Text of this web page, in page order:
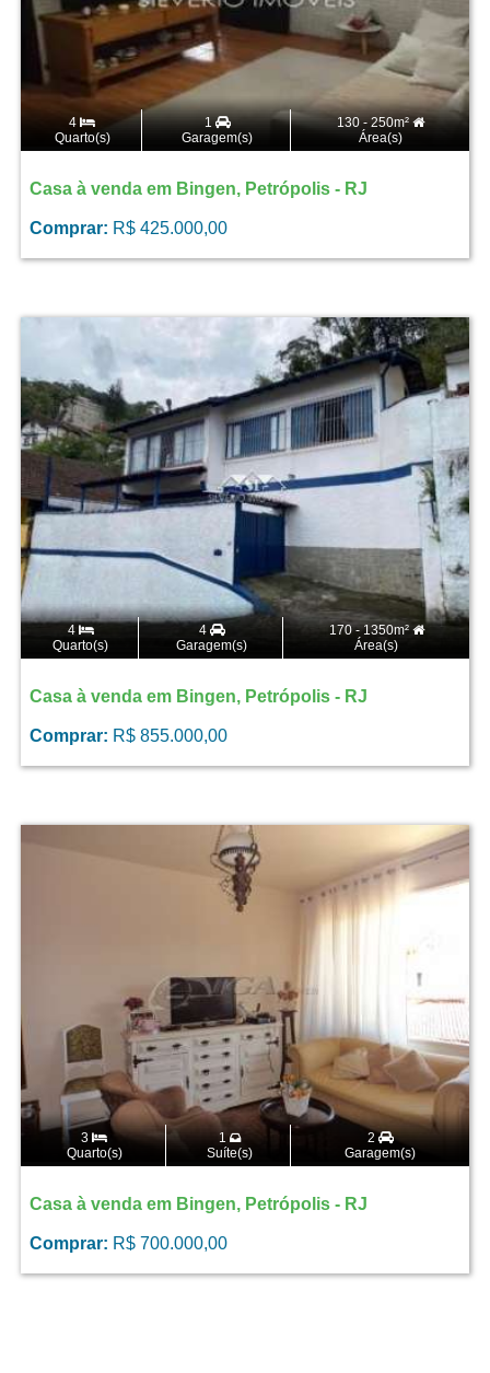
4
Quarto(s)
1
Garagem(s)
130 - 250m²
Área(s)
Casa à venda em Bingen, Petrópolis - RJ
Comprar: R$ 425.000,00
4
Quarto(s)
4
Garagem(s)
170 - 1350m²
Área(s)
Casa à venda em Bingen, Petrópolis - RJ
Comprar: R$ 855.000,00
3
Quarto(s)
1
Suíte(s)
2
Garagem(s)
Casa à venda em Bingen, Petrópolis - RJ
Comprar: R$ 700.000,00